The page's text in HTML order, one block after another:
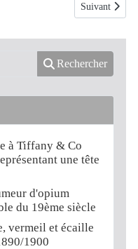
datable du 17ème siècle
Article
Suivant
Rechercher
à Tiffany & Co
une tête
d'opium
du 19ème siècle
vermeil et écaille
1900